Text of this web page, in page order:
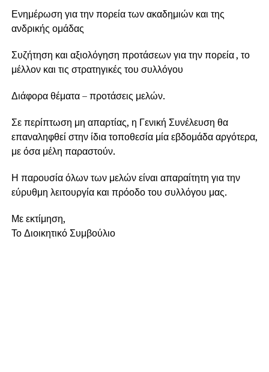
Ενημέρωση για την πορεία των ακαδημιών και της
ανδρικής ομάδας
Συζήτηση και αξιολόγηση προτάσεων για την πορεία , το
μέλλον και τις στρατηγικές του συλλόγου
Διάφορα θέματα – προτάσεις μελών.
Σε περίπτωση μη απαρτίας, η Γενική Συνέλευση θα
επαναληφθεί στην ίδια τοποθεσία μία εβδομάδα αργότερα,
με όσα μέλη παραστούν.
Η παρουσία όλων των μελών είναι απαραίτητη για την
εύρυθμη λειτουργία και πρόοδο του συλλόγου μας.
Με εκτίμηση,
Το Διοικητικό Συμβούλιο